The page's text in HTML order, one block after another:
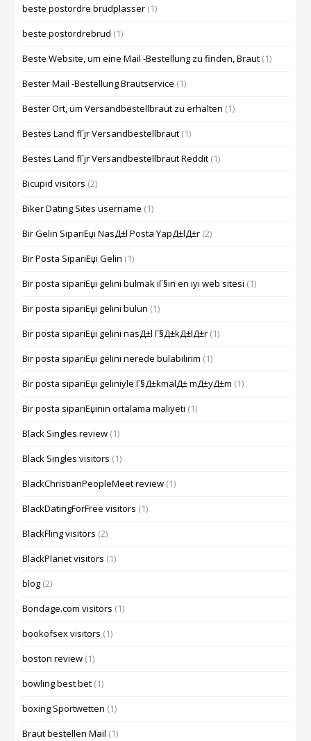
beste postordre brudplasser (1)
beste postordrebrud (1)
Beste Website, um eine Mail -Bestellung zu finden, Braut (1)
Bester Mail -Bestellung Brautservice (1)
Bester Ort, um Versandbestellbraut zu erhalten (1)
Bestes Land fГјr Versandbestellbraut (1)
Bestes Land fГјr Versandbestellbraut Reddit (1)
Bicupid visitors (2)
Biker Dating Sites username (1)
Bir Gelin SipariЕџi NasД±l Posta YapД±lД±r (2)
Bir Posta SipariЕџi Gelin (1)
Bir posta sipariЕџi gelini bulmak iГ§in en iyi web sitesi (1)
Bir posta sipariЕџi gelini bulun (1)
Bir posta sipariЕџi gelini nasД±l Г§Д±kД±lД±r (1)
Bir posta sipariЕџi gelini nerede bulabilirim (1)
Bir posta sipariЕџi geliniyle Г§Д±kmalД± mД±yД±m (1)
Bir posta sipariЕџinin ortalama maliyeti (1)
Black Singles review (1)
Black Singles visitors (1)
BlackChristianPeopleMeet review (1)
BlackDatingForFree visitors (1)
BlackFling visitors (2)
BlackPlanet visitors (1)
blog (2)
Bondage.com visitors (1)
bookofsex visitors (1)
boston review (1)
bowling best bet (1)
boxing Sportwetten (1)
Braut bestellen Mail (1)